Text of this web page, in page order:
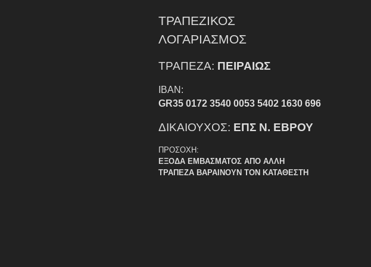
ΤΡΑΠΕΖΙΚΟΣ
ΛΟΓΑΡΙΑΣΜΟΣ
ΤΡΑΠΕΖΑ: ΠΕΙΡΑΙΩΣ
IBAN:
GR35 0172 3540 0053 5402 1630 696
ΔΙΚΑΙΟΥΧΟΣ: ΕΠΣ Ν. ΕΒΡΟΥ
ΠΡΟΣΟΧΗ:
ΕΞΟΔΑ ΕΜΒΑΣΜΑΤΟΣ ΑΠΟ ΑΛΛΗ
ΤΡΑΠΕΖΑ ΒΑΡΑΙΝΟΥΝ ΤΟΝ ΚΑΤΑΘΕΣΤΗ